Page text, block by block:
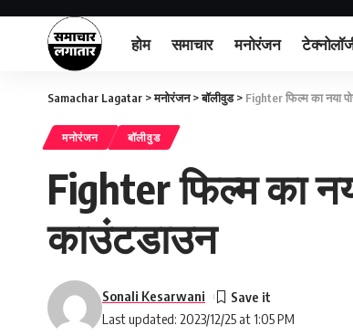
होम समाचार मनोरंजन
Samachar Lagatar >मनोरंजन>बॉलीवुड> Fighter फिल्म का नया
मनोरंजन बॉलीवुड
Fighter फिल्म का
काउंटडाउन
Last updated: 2023/12/25 at 1:05 PM
Sonali Kesarwani